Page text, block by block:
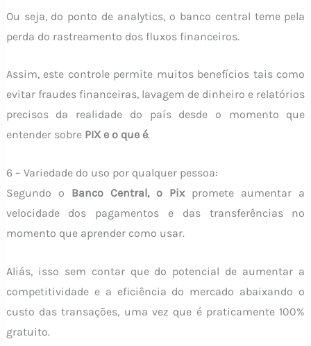
Ou seja, do ponto de analytics, o banco central teme pela
perda do rastreamento dos fluxos financeiros.
Assim, este controle permite muitos benefícios tais como
evitar fraudes financeiras, lavagem de dinheiro e relatórios
precisos da realidade do país desde o momento que
entender sobre PIX e o que é.
6 – Variedade do uso por qualquer pessoa:
Segundo o Banco Central, o Pixpromete aumentar a
velocidade dos pagamentos e das transferências no
momento que aprender como usar.
Aliás, isso sem contar que do potencial de aumentar a
competitividade e a eficiência do mercado abaixando o
custo das transações, uma vez que é praticamente 100%
gratuito.